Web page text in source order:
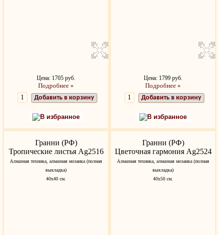
Цена: 1705 руб.
Подробнее »
Добавить в корзину
В избранное
Цена: 1799 руб.
Подробнее »
Добавить в корзину
В избранное
Гранни (РФ)
Тропические листья Ag2516
Алмазная техника, алмазная мозаика (полная
выкладка)
40х40 см.
Гранни (РФ)
Цветочная гармония Ag2524
Алмазная техника, алмазная мозаика (полная
выкладка)
40х50 см.